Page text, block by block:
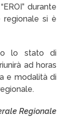
durante
regionale si è
lo stato di
ad horas
e modalità di
Regionale